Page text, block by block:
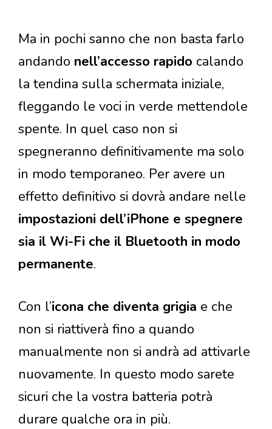
Ma in pochi sanno che non basta farlo
andando nell’accesso rapido calando
la tendina sulla schermata iniziale,
fleggando le voci in verde mettendole
spente. In quel caso non si
spegneranno definitivamente ma solo
in modo temporaneo. Per avere un
effetto definitivo si dovrà andare nelle
impostazioni dell’iPhone e spegnere
sia il Wi-Fi che il Bluetooth in modo
permanente.
Con l’icona che diventa grigia e che
non si riattiverà fino a quando
manualmente non si andrà ad attivarle
nuovamente. In questo modo sarete
sicuri che la vostra batteria potrà
durare qualche ora in più.